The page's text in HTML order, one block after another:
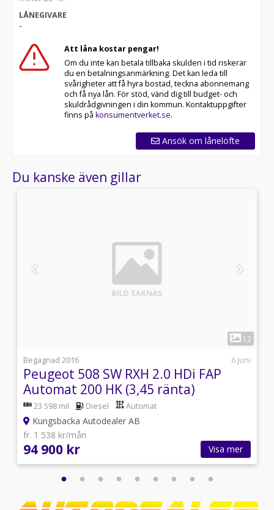
LÅNEGIVARE
-
Att låna kostar pengar!
Om du inte kan betala tillbaka skulden i tid riskerar
du en betalningsanmärkning. Det kan leda till
svårigheter att få hyra bostad, teckna abonnemang
och få nya lån. För stöd, vänd dig till budget- och
skuldrådgivningen i din kommun. Kontaktuppgifter
finns på konsumentverket.se.
Ansök om lånelöfte
Du kanske även gillar
12
Begagnad 2016
6 juni
Peugeot 508 SW RXH 2.0 HDi FAP
Automat 200 HK (3,45 ränta)
23 598 mil Diesel Automat
Kungsbacka Autodealer AB
fr. 1 538 kr/mån
94 900 kr Visa mer